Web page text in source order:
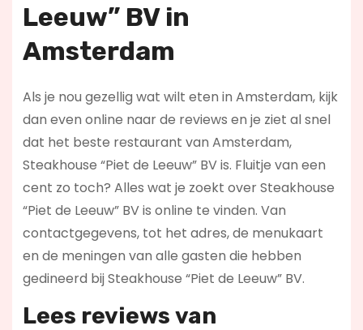
Leeuw” BV in
Amsterdam
Als je nou gezellig wat wilt eten in Amsterdam, kijk
dan even online naar de reviews en je ziet al snel
dat het beste restaurant van Amsterdam,
Steakhouse “Piet de Leeuw” BV is. Fluitje van een
cent zo toch? Alles wat je zoekt over Steakhouse
“Piet de Leeuw” BV is online te vinden. Van
contactgegevens, tot het adres, de menukaart
en de meningen van alle gasten die hebben
gedineerd bij Steakhouse “Piet de Leeuw” BV.
Lees reviews van